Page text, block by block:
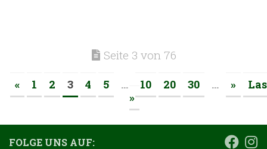
Seite 3 von 76
« 1 2 3 4 5 ... 10 20 30 ... »
»
FOLGE UNS AUF: